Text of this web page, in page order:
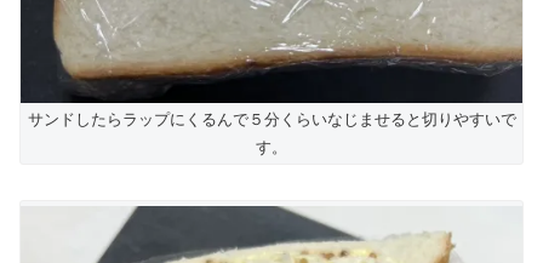
サンドしたらラップにくるんで５分くらいなじませると切りやすいで
す。